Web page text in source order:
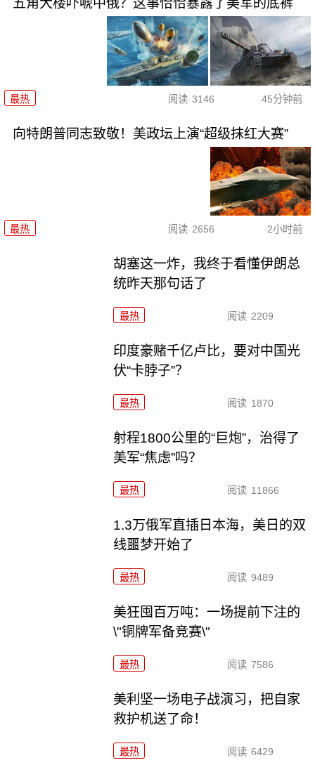
五角大楼吓唬中俄？这事恰恰暴露了美军的底裤
最热 阅读 3146 45分钟前
向特朗普同志致敬！美政坛上演“超级抹红大赛”
最热 阅读 2656 2小时前
胡塞这一炸，我终于看懂伊朗总
统昨天那句话了
最热 阅读 2209
印度豪赌千亿卢比，要对中国光
伏“卡脖子”？
最热 阅读 1870
射程1800公里的“巨炮”，治得了
美军“焦虑”吗？
最热 阅读 11866
1.3万俄军直插日本海，美日的双
线噩梦开始了
最热 阅读 9489
美狂囤百万吨：一场提前下注的
\"铜牌军备竞赛\"
最热 阅读 7586
美利坚一场电子战演习，把自家
救护机送了命！
最热 阅读 6429